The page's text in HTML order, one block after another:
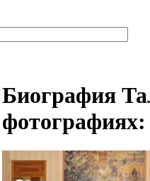
Биография
фотографиях: